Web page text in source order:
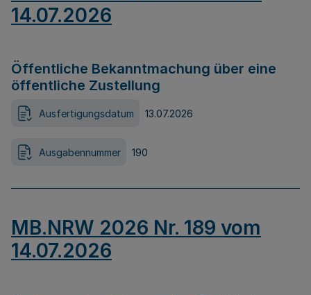
14.07.2026
Öffentliche Bekanntmachung über eine
öffentliche Zustellung
Ausfertigungsdatum 13.07.2026
Ausgabennummer 190
MB.NRW 2026 Nr. 189 vom
14.07.2026